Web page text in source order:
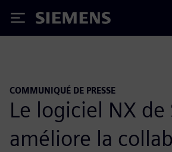
Siemens
COMMUNIQUÉ DE PRESSE
Le logiciel NX de
améliore la